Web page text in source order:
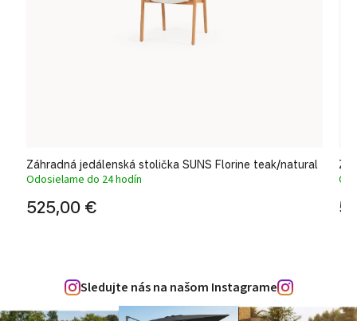
Záhradná jedálenská stolička SUNS Florine teak/natural
Odosielame do 24 hodín
525,00 €
Sledujte nás na našom Instagrame